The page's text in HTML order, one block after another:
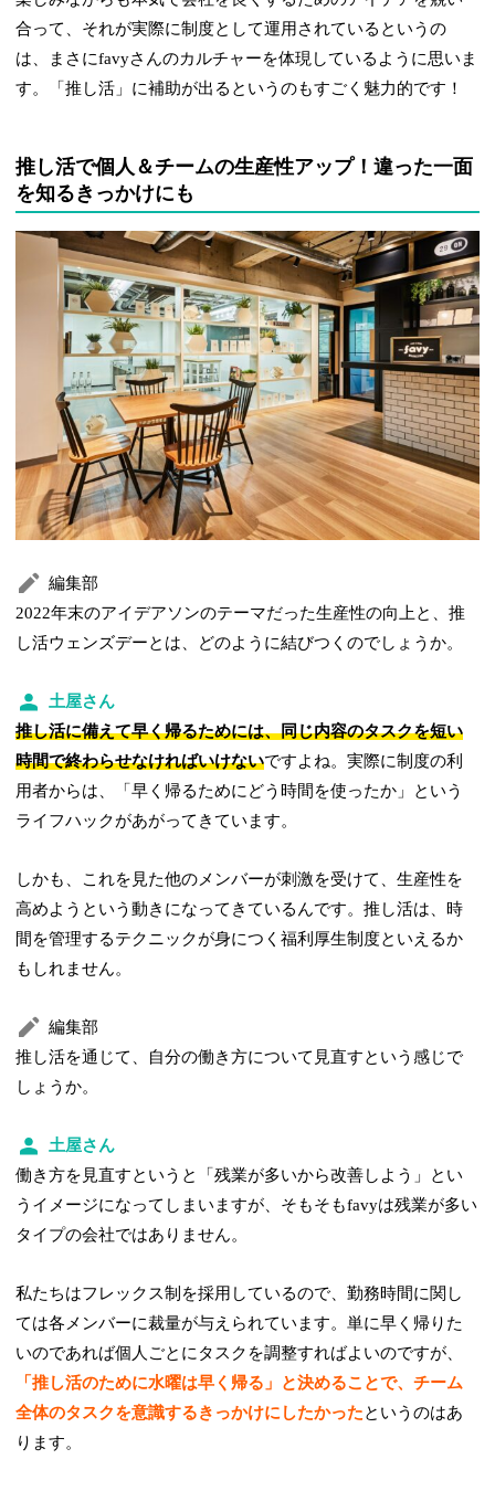
合って、それが実際に制度として運用されているというの
は、まさにfavyさんのカルチャーを体現しているように思いま
す。「推し活」に補助が出るというのもすごく魅力的です！
推し活で個人＆チームの生産性アップ！違った一面
を知るきっかけにも
編集部
2022年末のアイデアソンのテーマだった生産性の向上と、推
し活ウェンズデーとは、どのように結びつくのでしょうか。
土屋さん
推し活に備えて早く帰るためには、同じ内容のタスクを短い
時間で終わらせなければいけないですよね。実際に制度の利
用者からは、「早く帰るためにどう時間を使ったか」という
ライフハックがあがってきています。
しかも、これを見た他のメンバーが刺激を受けて、生産性を
高めようという動きになってきているんです。推し活は、時
間を管理するテクニックが身につく福利厚生制度といえるか
もしれません。
編集部
推し活を通じて、自分の働き方について見直すという感じで
しょうか。
土屋さん
働き方を見直すというと「残業が多いから改善しよう」とい
うイメージになってしまいますが、そもそもfavyは残業が多い
タイプの会社ではありません。
私たちはフレックス制を採用しているので、勤務時間に関し
ては各メンバーに裁量が与えられています。単に早く帰りた
いのであれば個人ごとにタスクを調整すればよいのですが、
「推し活のために水曜は早く帰る」と決めることで、チーム
全体のタスクを意識するきっかけにしたかったというのはあ
ります。